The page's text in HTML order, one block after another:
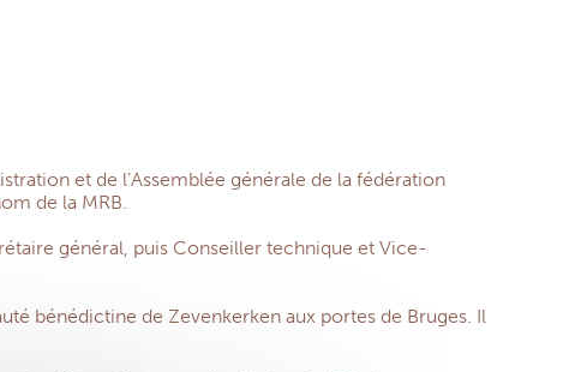
et de l’Assemblée générale de la fédération
de la MRB.
général, puis Conseiller technique et Vice-
bénédictine de Zevenkerken aux portes de Bruges. Il